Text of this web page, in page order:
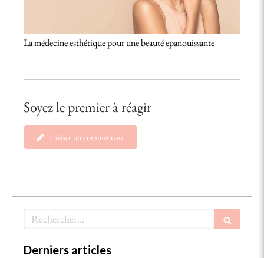
La médecine esthétique pour une beauté epanouissante
Soyez le premier à réagir
Laisser un commentaire
Rechercher
Derniers articles